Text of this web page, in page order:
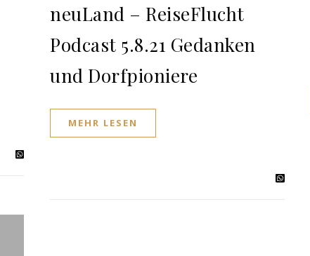
neuLand – ReiseFlucht
Podcast 5.8.21 Gedanken
und Dorfpioniere
MEHR LESEN